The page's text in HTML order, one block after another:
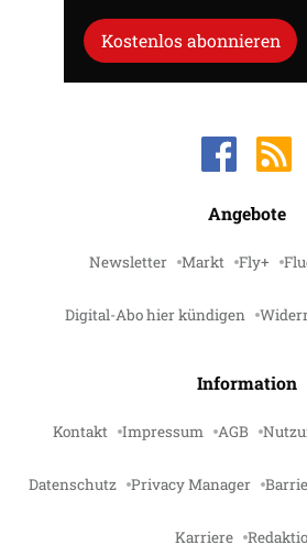
Kostenlos abonnieren
Angebote
Newsletter Markt Fly+
Digital-Abo hier kündigen
Information
Kontakt Impressum AGB
Datenschutz Privacy Manager
Karriere